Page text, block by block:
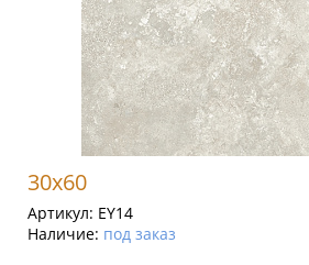
30x60
Артикул: EY14
Наличие: под заказ